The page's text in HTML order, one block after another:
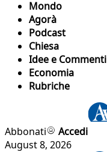
Mondo
Agorà
Podcast
Chiesa
Idee e Commenti
Economia
Rubriche
Abbonati
Accedi
August 8, 2026